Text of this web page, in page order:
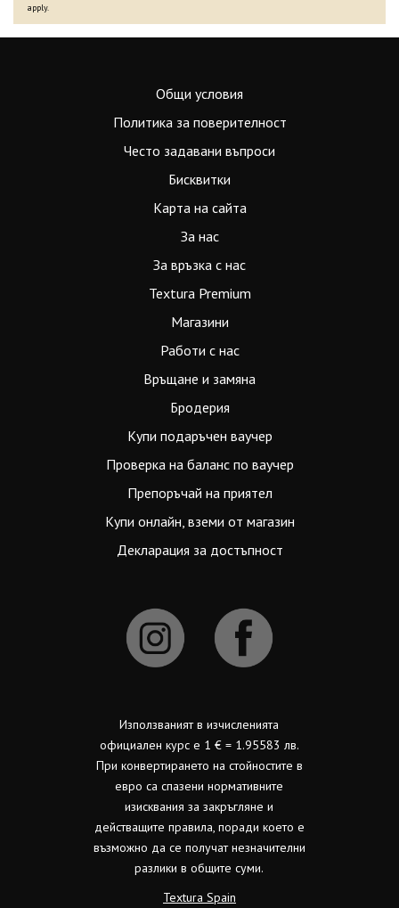
apply.
Общи условия
Политика за поверителност
Често задавани въпроси
Бисквитки
Карта на сайта
За нас
За връзка с нас
Textura Premium
Магазини
Работи с нас
Връщане и замяна
Бродерия
Купи подаръчен ваучер
Проверка на баланс по ваучер
Препоръчай на приятел
Купи онлайн, вземи от магазин
Декларация за достъпност
Използваният в изчисленията
официален курс е 1 € = 1.95583 лв.
При конвертирането на стойностите в
евро са спазени нормативните
изисквания за закръгляне и
действащите правила, поради което е
възможно да се получат незначителни
разлики в общите суми.
Textura Spain